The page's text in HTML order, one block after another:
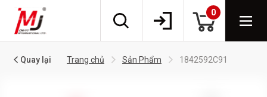
0
Quay lại Trang chủ Sản Phẩm 1842592C91